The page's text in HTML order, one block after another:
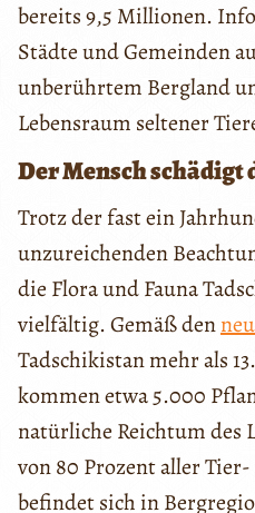
bereits 9,5 Millionen.
Städte und Gemeinden
unberührtem Bergland
Lebensraum seltener
Der Mensch schädigt
Trotz der fast ein
unzureichenden
die Flora und Fauna
vielfältig. Gemäß den
Tadschikistan mehr als
kommen etwa 5.000
natürliche Reichtum des
von 80 Prozent aller
befindet sich in